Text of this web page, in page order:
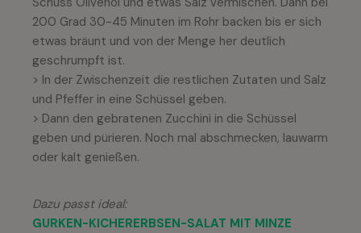
200 Grad 30-45 Minuten im Rohr backen bis er sich
etwas bräunt und von der Menge her deutlich
geschrumpft ist.
> In der Zwischenzeit die restlichen Zutaten und Salz
und Pfeffer in eine Schüssel geben.
> Dann den gebratenen Zucchini in die Schüssel
geben und pürieren. Noch mal abschmecken, lauwarm
oder kalt genießen.
Dazu passt ideal:
GURKEN-KICHERERBSEN-SALAT MIT MINZE